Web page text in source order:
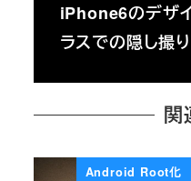
iPhone6のデザ
ラスでの隠し撮
関
Android Root化